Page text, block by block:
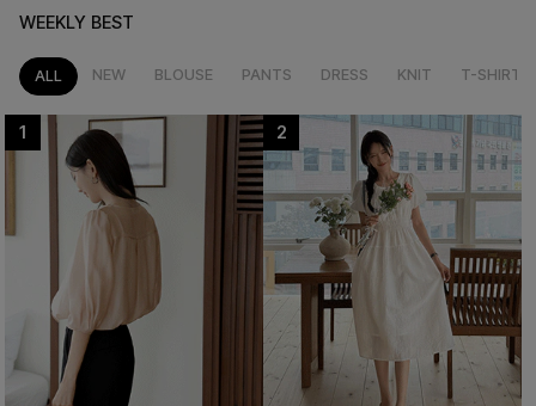
WEEKLY BEST
ALL NEW BLOUSE PANTS DRESS KNIT T-SHIRT